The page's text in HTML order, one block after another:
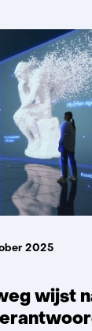
wijst
2025